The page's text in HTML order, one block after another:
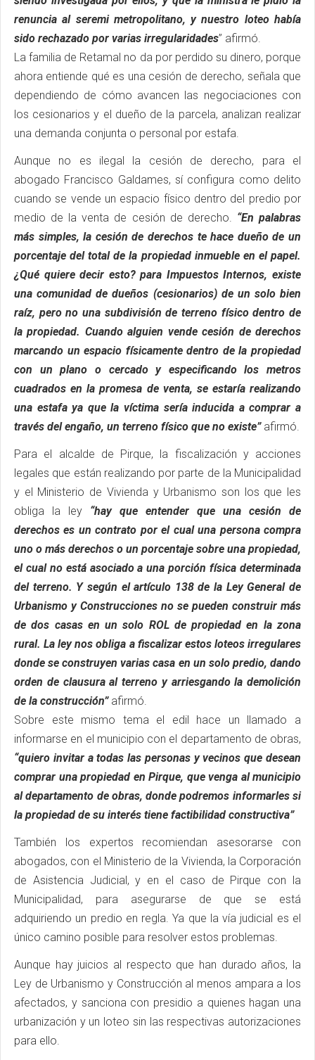
renuncia al seremi metropolitano, y nuestro loteo había
sido rechazado por varias irregularidades” afirmó.
La familia de Retamal no da por perdido su dinero, porque
ahora entiende qué es una cesión de derecho, señala que
dependiendo de cómo avancen las negociaciones con
los cesionarios y el dueño de la parcela, analizan realizar
una demanda conjunta o personal por estafa.
Aunque no es ilegal la cesión de derecho, para el
abogado Francisco Galdames, sí configura como delito
cuando se vende un espacio físico dentro del predio por
medio de la venta de cesión de derecho. “En palabras
más simples, la cesión de derechos te hace dueño de un
porcentaje del total de la propiedad inmueble en el papel.
¿Qué quiere decir esto? para Impuestos Internos, existe
una comunidad de dueños (cesionarios) de un solo bien
raíz, pero no una subdivisión de terreno físico dentro de
la propiedad. Cuando alguien vende cesión de derechos
marcando un espacio físicamente dentro de la propiedad
con un plano o cercado y especificando los metros
cuadrados en la promesa de venta, se estaría realizando
una estafa ya que la víctima sería inducida a comprar a
través del engaño, un terreno físico que no existe” afirmó.
Para el alcalde de Pirque, la fiscalización y acciones
legales que están realizando por parte de la Municipalidad
y el Ministerio de Vivienda y Urbanismo son los que les
obliga la ley “hay que entender que una cesión de
derechos es un contrato por el cual una persona compra
uno o más derechos o un porcentaje sobre una propiedad,
el cual no está asociado a una porción física determinada
del terreno. Y según el artículo 138 de la Ley General de
Urbanismo y Construcciones no se pueden construir más
de dos casas en un solo ROL de propiedad en la zona
rural. La ley nos obliga a fiscalizar estos loteos irregulares
donde se construyen varias casa en un solo predio, dando
orden de clausura al terreno y arriesgando la demolición
de la construcción”afirmó.
Sobre este mismo tema el edil hace un llamado a
informarse en el municipio con el departamento de obras,
“quiero invitar a todas las personas y vecinos que desean
comprar una propiedad en Pirque, que venga al municipio
al departamento de obras, donde podremos informarles si
la propiedad de su interés tiene factibilidad constructiva”
También los expertos recomiendan asesorarse con
abogados, con el Ministerio de la Vivienda, la Corporación
de Asistencia Judicial, y en el caso de Pirque con la
Municipalidad, para asegurarse de que se está
adquiriendo un predio en regla. Ya que la vía judicial es el
único camino posible para resolver estos problemas.
Aunque hay juicios al respecto que han durado años, la
Ley de Urbanismo y Construcción al menos ampara a los
afectados, y sanciona con presidio a quienes hagan una
urbanización y un loteo sin las respectivas autorizaciones
para ello.